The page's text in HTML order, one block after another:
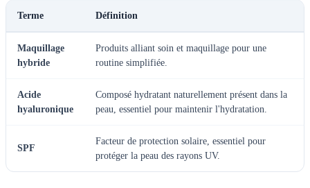
Terme Définition
Maquillage
hybride
Produits alliant soin et maquillage pour une
routine simplifiée.
Acide
hyaluronique
Composé hydratant naturellement présent dans la
peau, essentiel pour maintenir l'hydratation.
SPF
Facteur de protection solaire, essentiel pour
protéger la peau des rayons UV.